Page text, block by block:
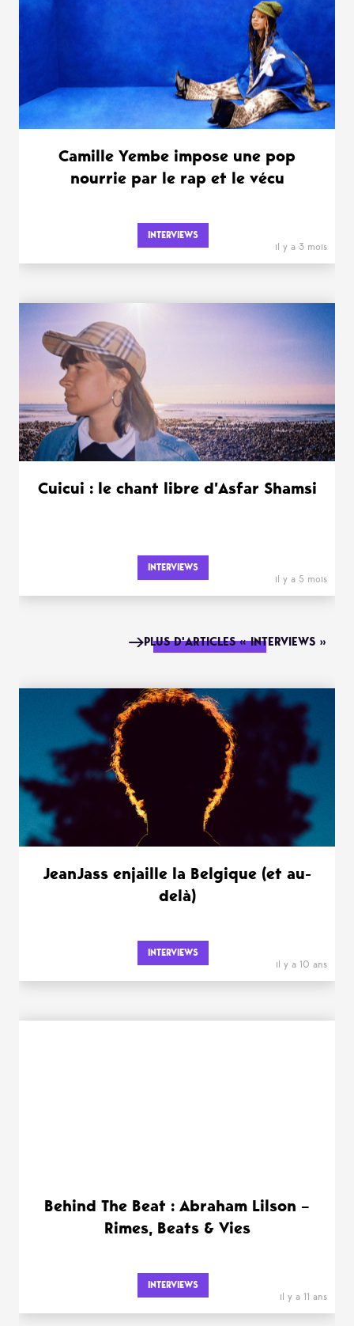
Camille Yembe impose une pop
nourrie par le rap et le vécu
INTERVIEWS
il y a 3 mois
Cuicui : le chant libre d’Asfar Shamsi
INTERVIEWS
il y a 5 mois
PLUS D'ARTICLES « INTERVIEWS »
JeanJass enjaille la Belgique (et au-
delà)
INTERVIEWS
il y a 10 ans
Behind The Beat : Abraham Lilson –
Rimes, Beats & Vies
INTERVIEWS
il y a 11 ans